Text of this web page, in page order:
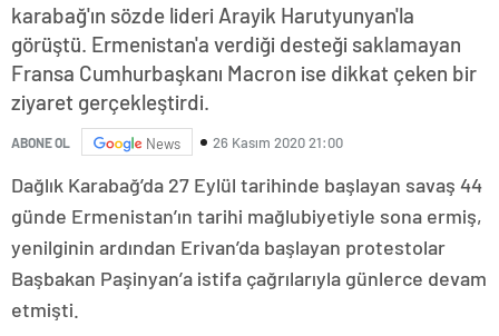
karabağ'ın sözde lideri Arayik Harutyunyan'la
görüştü. Ermenistan'a verdiği desteği saklamayan
Fransa Cumhurbaşkanı Macron ise dikkat çeken bir
ziyaret gerçekleştirdi.
ABONE OL News 26 Kasım 2020 21:00
Dağlık Karabağ’da 27 Eylül tarihinde başlayan savaş 44
günde Ermenistan’ın tarihi mağlubiyetiyle sona ermiş,
yenilginin ardından Erivan’da başlayan protestolar
Başbakan Paşinyan’a istifa çağrılarıyla günlerce devam
etmişti.